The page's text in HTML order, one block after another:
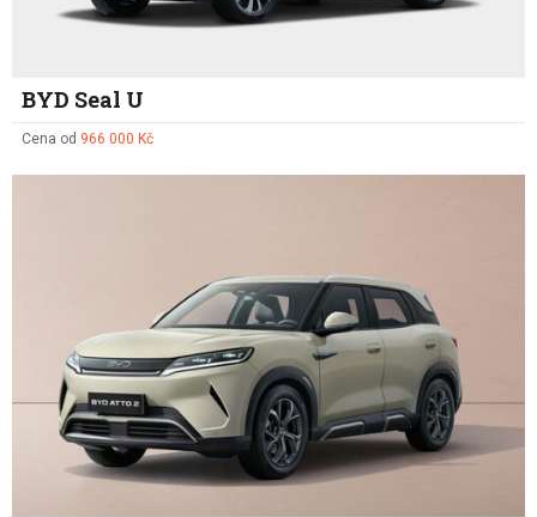
BYD Seal U
Cena od 966 000 Kč